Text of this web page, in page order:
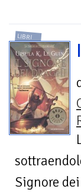
LIBRI
Signore